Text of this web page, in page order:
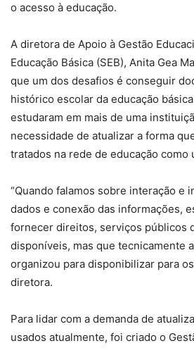
o acesso à educação.
A diretora de Apoio à Gestão
Educação Básica (SEB), Anita Gea
que um dos desafios é conseguir
histórico escolar da educação
estudaram em mais de uma
necessidade de atualizar a forma
tratados na rede de educação como
“Quando falamos sobre interação e
dados e conexão das informações,
fornecer direitos, serviços públicos
disponíveis, mas que tecnicamente
organizou para disponibilizar para
diretora.
Para lidar com a demanda de
usados atualmente, foi criado o